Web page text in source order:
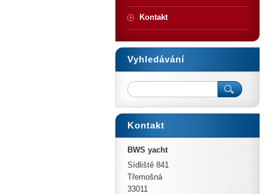
Kontakt
Vyhledávání
Kontakt
BWS yacht
Sídliště 841
Třemošná
33011